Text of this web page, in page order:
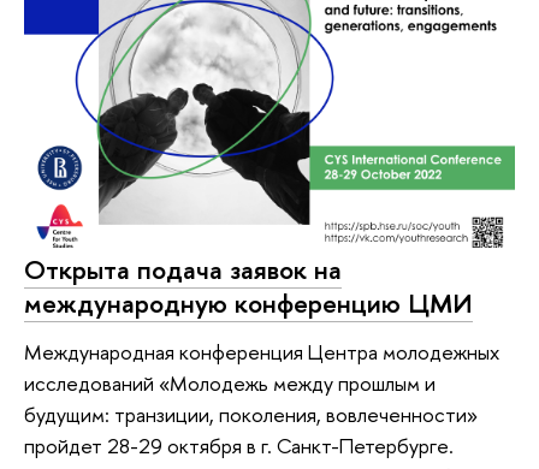
Открыта подача заявок на
международную конференцию ЦМИ
Международная конференция Центра молодежных
исследований «Молодежь между прошлым и
будущим: транзиции, поколения, вовлеченности»
пройдет 28-29 октября в г. Санкт-Петербурге.